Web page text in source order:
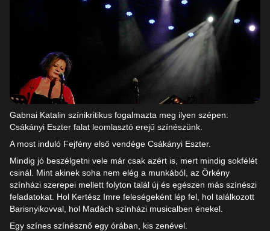
Gabnai Katalin színikritikus fogalmazta meg ilyen szépen:
Csákányi Eszter falat leomlasztó erejű színészünk.
A most induló Fejfény első vendége Csákányi Eszter.
Mindig jó beszélgetni vele már csak azért is, mert mindig sokfélét
csinál. Mint akinek soha nem elég a munkából, az Örkény
színházi szerepei mellett folyton talál új és egészen más színészi
feladatokat. Hol Kertész Imre feleségeként lép fel, hol találkozott
Barisnyikovval, hol Madách színházi musicalben énekel.
Egy színes színésznő egy órában, kis zenével.